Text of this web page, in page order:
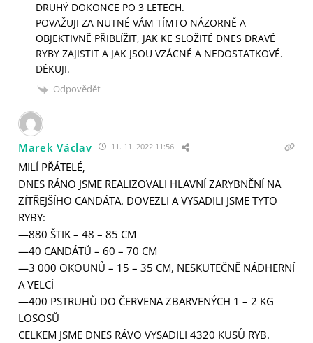
DRUHÝ DOKONCE PO 3 LETECH.
POVAŽUJI ZA NUTNÉ VÁM TÍMTO NÁZORNĚ A
OBJEKTIVNĚ PŘIBLÍŽIT, JAK KE SLOŽITÉ DNES DRAVÉ
RYBY ZAJISTIT A JAK JSOU VZÁCNÉ A NEDOSTATKOVÉ.
DĚKUJI.
Odpovědět
Marek Václav 11. 11. 2022 11:56
MILÍ PŘÁTELÉ,
DNES RÁNO JSME REALIZOVALI HLAVNÍ ZARYBNĚNÍ NA
ZÍTŘEJŠÍHO CANDÁTA. DOVEZLI A VYSADILI JSME TYTO
RYBY:
—880 ŠTIK – 48 – 85 CM
—40 CANDÁTŮ – 60 – 70 CM
—3 000 OKOUNŮ – 15 – 35 CM, NESKUTEČNĚ NÁDHERNÍ
A VELCÍ
—400 PSTRUHŮ DO ČERVENA ZBARVENÝCH 1 – 2 KG
LOSOSŮ
CELKEM JSME DNES RÁVO VYSADILI 4320 KUSŮ RYB.